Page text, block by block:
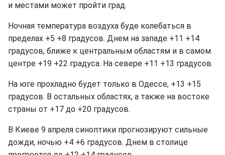
и местами может пройти град.
Ночная температура воздуха буде колебаться в
пределах +5 +8 градусов. Днем на западе +11 +14
градусов, ближе к центральным областям и в самом
центре +19 +22 градуса. На севере +11 +13 градусов.
На юге прохладно будет только в Одессе, +13 +15
градусов. В остальных областях, а также на востоке
страны от +17 до +20 градусов.
В Киеве 9 апреля синоптики прогнозируют сильные
дожди, ночью +4 +6 градусов. Днем в столице